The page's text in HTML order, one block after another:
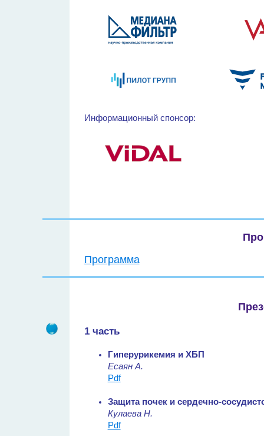
Информационный спонсор:
Программа
1 часть
Гиперурикемия и ХБП
Есаян А.
Pdf
Защита почек и сердечно-
Кулаева Н.
Pdf